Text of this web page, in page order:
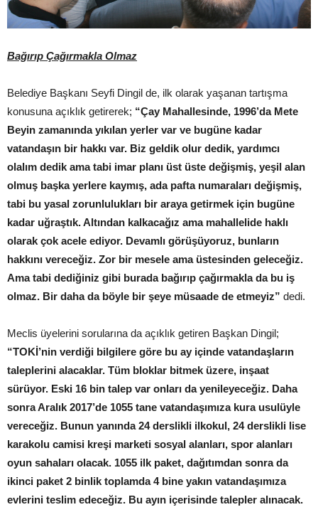
Bağırıp Çağırmakla Olmaz
Belediye Başkanı Seyfi Dingil de, ilk olarak yaşanan tartışma
konusuna açıklık getirerek; “Çay Mahallesinde, 1996’da Mete
Beyin zamanında yıkılan yerler var ve bugüne kadar
vatandaşın bir hakkı var. Biz geldik olur dedik, yardımcı
olalım dedik ama tabi imar planı üst üste değişmiş, yeşil alan
olmuş başka yerlere kaymış, ada pafta numaraları değişmiş,
tabi bu yasal zorunlulukları bir araya getirmek için bugüne
kadar uğraştık. Altından kalkacağız ama mahallelide haklı
olarak çok acele ediyor. Devamlı görüşüyoruz, bunların
hakkını vereceğiz. Zor bir mesele ama üstesinden geleceğiz.
Ama tabi dediğiniz gibi burada bağırıp çağırmakla da bu iş
olmaz. Bir daha da böyle bir şeye müsaade de etmeyiz” dedi.
Meclis üyelerini sorularına da açıklık getiren Başkan Dingil;
“TOKİ’nin verdiği bilgilere göre bu ay içinde vatandaşların
taleplerini alacaklar. Tüm bloklar bitmek üzere, inşaat
sürüyor. Eski 16 bin talep var onları da yenileyeceğiz. Daha
sonra Aralık 2017’de 1055 tane vatandaşımıza kura usulüyle
vereceğiz. Bunun yanında 24 derslikli ilkokul, 24 derslikli lise
karakolu camisi kreşi marketi sosyal alanları, spor alanları
oyun sahaları olacak. 1055 ilk paket, dağıtımdan sonra da
ikinci paket 2 binlik toplamda 4 bine yakın vatandaşımıza
evlerini teslim edeceğiz. Bu ayın içerisinde talepler alınacak.